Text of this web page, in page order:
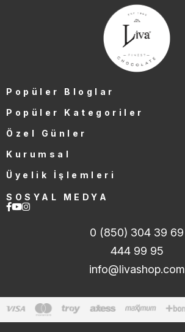
Popüler Bloglar
Popüler Kategoriler
Özel Günler
Kurumsal
Üyelik İşlemleri
SOSYAL MEDYA
0 (850) 304 39 69
444 99 95
info@livashop.com